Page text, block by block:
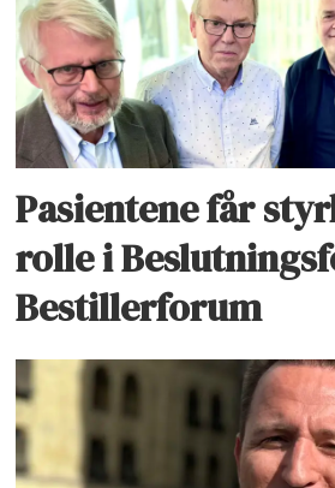
Pasientene får
rolle i
Bestillerforum